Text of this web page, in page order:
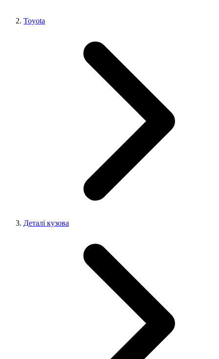
Toyota
Деталі кузова